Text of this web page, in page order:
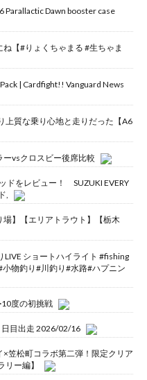
Parallactic Dawn booster case
ね【#りょくちゃまる #生ちゃま
| Cardfight!! Vanguard News
上質な乗り心地と走りだった【A6
vsクロスビー後席比較
ドをレビュー！ SUZUKI EVERY
,
】【エリアトラウト】【栃木
LIVE ショートハイライト #fishing
物釣り#川釣り#水路#ハプニン
度の初挑戦
目出走 2026/02/16
×笠松町コラボ第二弾！限定クリア
ー編】